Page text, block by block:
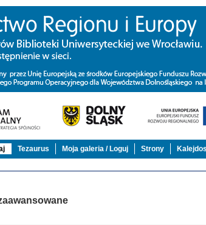
Tezaurus Moja galeria / Loguj Strony